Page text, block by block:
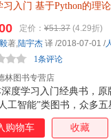
加深层可以提高识别精
习入门 基于Python的理
深度学习入门经典书，
工智能”类图书，众多
，从零创建一个深度学
行环境非常简单。读者
定价： ¥51.37 (4.29折)
林图书专营店
1条评论
著,陆宇杰 译 /2018-07-01 /
购物车 收藏